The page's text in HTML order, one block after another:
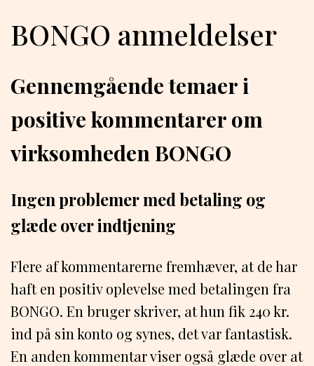
BONGO anmeldelser
Gennemgående temaer i
positive kommentarer om
virksomheden BONGO
Ingen problemer med betaling og
glæde over indtjening
Flere af kommentarerne fremhæver, at de har
haft en positiv oplevelse med betalingen fra
BONGO. En bruger skriver, at hun fik 240 kr.
ind på sin konto og synes, det var fantastisk.
En anden kommentar viser også glæde over at